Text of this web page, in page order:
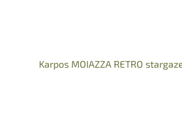
Karpos MOIAZZA RETRO